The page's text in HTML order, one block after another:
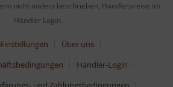
nicht anders beschrieben, Händlerpreise im
Händler Login.
Über uns
Händler-Login